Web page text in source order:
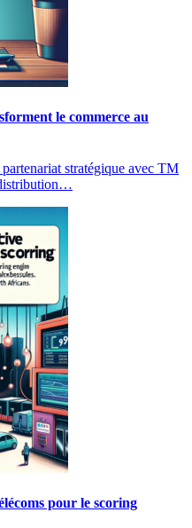
le commerce au
stratégique avec TM
pour le scoring